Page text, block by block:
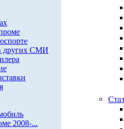
других СМИ
2008-...